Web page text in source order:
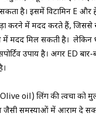
है। इसमें विटामिन E और
करने में मदद करते हैं, जिससे
मदद मिल सकती है। लेकिन
उपाय है। अगर ED बार-
oil) लिंग की त्वचा को
जैसी समस्याओं में आराम दे